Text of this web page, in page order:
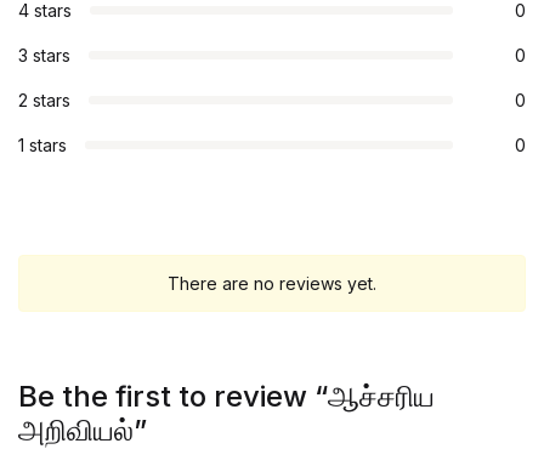
4 stars 0
3 stars 0
2 stars 0
1 stars 0
There are no reviews yet.
Be the first to review “ஆச்சரிய
அறிவியல்”